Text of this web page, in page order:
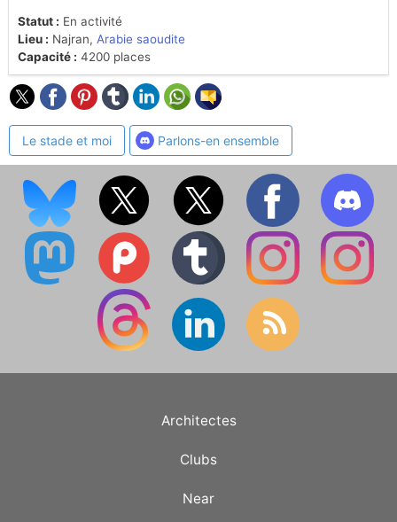
Statut : En activité
Lieu : Najran, Arabie saoudite
Capacité : 4200 places
Le stade et moi Parlons-en ensemble
Architectes
Clubs
Near